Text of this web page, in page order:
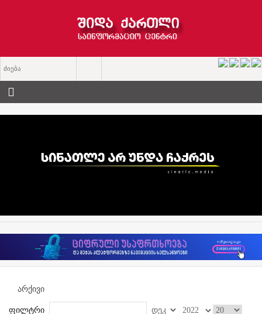
არქივი
ფილტრი